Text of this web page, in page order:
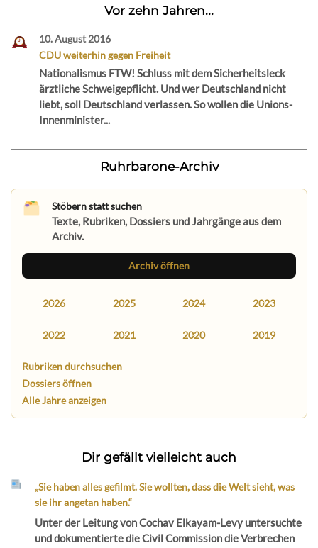
Vor zehn Jahren...
10. August 2016
CDU weiterhin gegen Freiheit
Nationalismus FTW! Schluss mit dem Sicherheitsleck
ärztliche Schweigepflicht. Und wer Deutschland nicht
liebt, soll Deutschland verlassen. So wollen die Unions-
Innenminister...
Ruhrbarone-Archiv
Stöbern statt suchen
Texte, Rubriken, Dossiers und Jahrgänge aus dem
Archiv.
Archiv öffnen
2026 2025 2024 2023
2022 2021 2020 2019
Rubriken durchsuchen
Dossiers öffnen
Alle Jahre anzeigen
Dir gefällt vielleicht auch
„Sie haben alles gefilmt. Sie wollten, dass die Welt sieht, was
sie ihr angetan haben.“
Unter der Leitung von Cochav Elkayam-Levy untersuchte
und dokumentierte die Civil Commission die Verbrechen